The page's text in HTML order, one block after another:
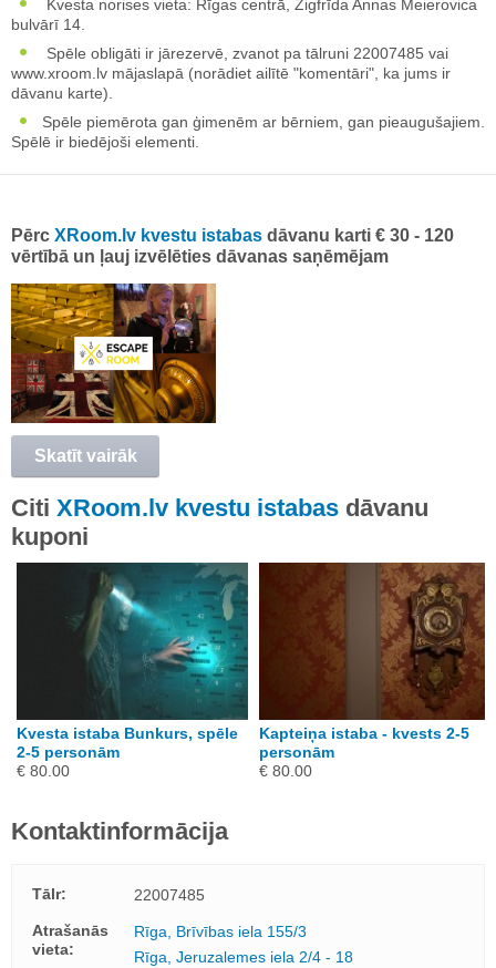
Kvesta norises vieta: Rīgas centrā, Zigfrīda Annas Meierovica
bulvārī 14.
Spēle obligāti ir jārezervē, zvanot pa tālruni 22007485 vai
www.xroom.lv mājaslapā (norādiet ailītē "komentāri", ka jums ir
dāvanu karte).
Spēle piemērota gan ģimenēm ar bērniem, gan pieaugušajiem.
Spēlē ir biedējoši elementi.
Pērc XRoom.lv kvestu istabas dāvanu karti € 30 - 120
vērtībā un ļauj izvēlēties dāvanas saņēmējam
Skatīt vairāk
Citi XRoom.lv kvestu istabas dāvanu
kuponi
Kvesta istaba Bunkurs, spēle
2-5 personām
€ 80.00
Kapteiņa istaba - kvests 2-5
personām
€ 80.00
Kontaktinformācija
Tālr:
22007485
Atrašanās
vieta:
Rīga, Brīvības iela 155/3
Rīga, Jeruzalemes iela 2/4 - 18